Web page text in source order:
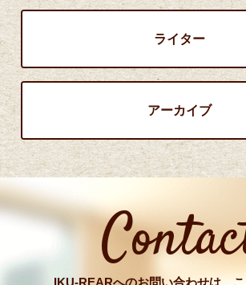
ライター
アーカイブ
IKU-REARへのお問い合わせは、こ